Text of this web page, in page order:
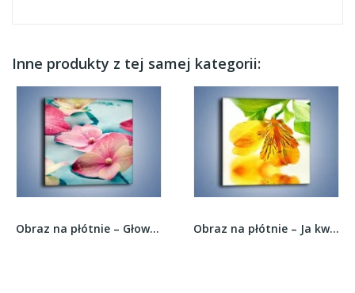
Inne produkty z tej samej kategorii:
Obraz na płótnie – Głowy wodnych kwiatów –... Obraz na płótnie – Ja kwiat i moje odbicie –...